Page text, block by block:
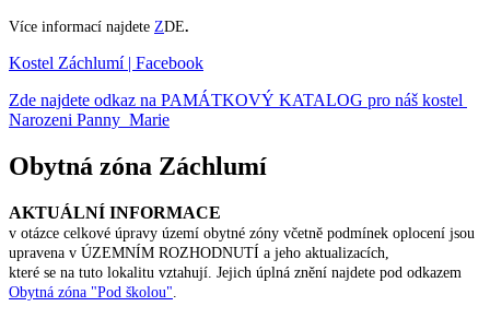
Více informací najdete ZDE.
Kostel Záchlumí | Facebook
Zde najdete odkaz na PAMÁTKOVÝ KATALOG pro náš kostel
Narozeni Panny Marie
Obytná zóna Záchlumí
AKTUÁLNÍ INFORMACE
v otázce celkové úpravy území obytné zóny včetně podmínek oplocení jsou
upravena v ÚZEMNÍM ROZHODNUTÍ a jeho aktualizacích,
které se na tuto lokalitu vztahují. Jejich úplná znění najdete pod odkazem
Obytná zóna "Pod školou".